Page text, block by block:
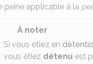
peine applicable à la
À noter
Si vous étiez en
vous étiez détenu est